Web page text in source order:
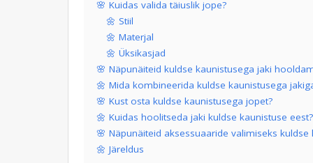
🌸 Kuidas valida täiuslik jope?
🌼 Stiil
🌼 Materjal
🌼 Üksikasjad
🌸 Näpunäiteid kuldse kaunistusega jaki
🌼 Mida kombineerida kuldse kaunistusega
🌸 Kust osta kuldse kaunistusega jopet?
🌼 Kuidas hoolitseda jaki kuldse kaunistuse eest?
🌸 Näpunäiteid aksessuaaride valimiseks
🌼 Järeldus